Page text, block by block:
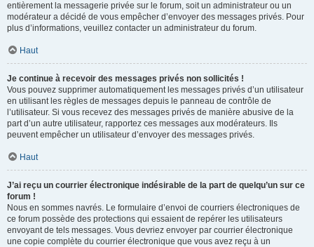
entièrement la messagerie privée sur le forum, soit un administrateur ou un
modérateur a décidé de vous empêcher d’envoyer des messages privés. Pour
plus d’informations, veuillez contacter un administrateur du forum.
Haut
Je continue à recevoir des messages privés non sollicités !
Vous pouvez supprimer automatiquement les messages privés d’un utilisateur
en utilisant les règles de messages depuis le panneau de contrôle de
l’utilisateur. Si vous recevez des messages privés de manière abusive de la
part d’un autre utilisateur, rapportez ces messages aux modérateurs. Ils
peuvent empêcher un utilisateur d’envoyer des messages privés.
Haut
J’ai reçu un courrier électronique indésirable de la part de quelqu’un sur ce
forum !
Nous en sommes navrés. Le formulaire d’envoi de courriers électroniques de
ce forum possède des protections qui essaient de repérer les utilisateurs
envoyant de tels messages. Vous devriez envoyer par courrier électronique
une copie complète du courrier électronique que vous avez reçu à un